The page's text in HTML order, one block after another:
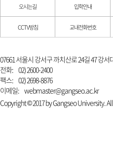
오시는길 입학안내
CCTV방침 교내전화번호
07661 서울시 강서구 까치산로 24길 47 강서
전화: 02) 2600-2400
팩스: 02) 2698-8876
이메일: webmaster@gangseo.ac.kr
Copyright © 2017 by Gangseo University.